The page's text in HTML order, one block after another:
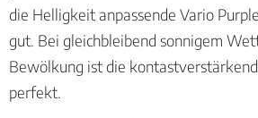
die Helligkeit anpassende Vario
gut. Bei gleichbleibend sonnigem
Bewölkung ist die
perfekt.